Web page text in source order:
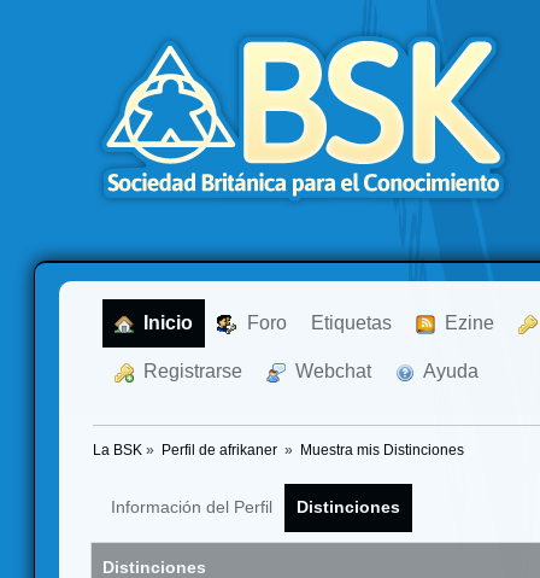
Inicio Foro Etiquetas Ezine
Registrarse Webchat Ayuda
La BSK » Perfil de afrikaner » Muestra mis Distinciones
Información del Perfil Distinciones
Distinciones